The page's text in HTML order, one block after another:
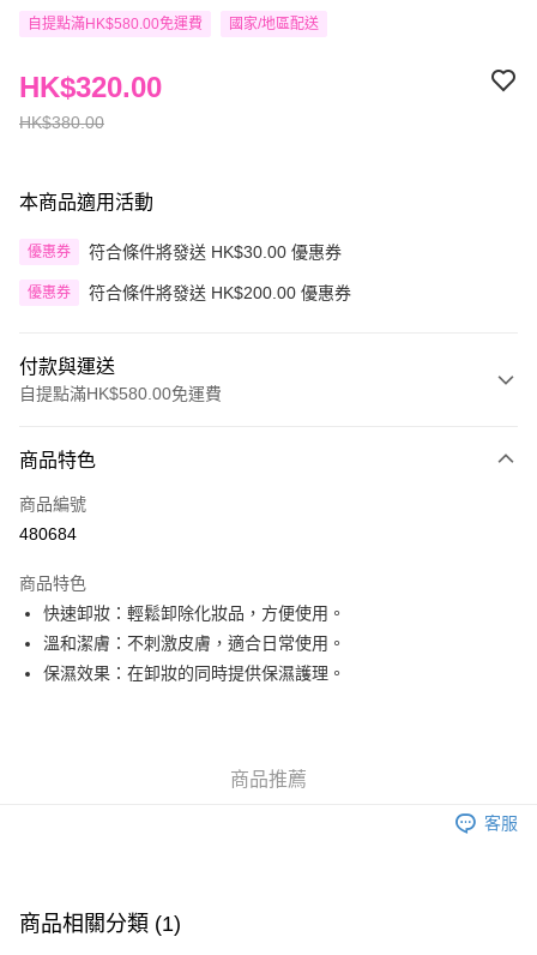
自提點滿HK$580.00免運費 國家/地區配送
HK$380.00
HK$320.00
本商品適用活動
優惠券 符合條件將發送 HK$30.00 優惠券
優惠券 符合條件將發送 HK$200.00 優惠券
付款與運送
自提點滿HK$580.00免運費
信用卡
Apple Pay
AlipayHK
PayMe
eshop@colourmix-cosmetics.com** **我們不會處理沒有提供存款單據的訂
商品特色
商品編號
480684
商品特色
快速卸妝：輕鬆卸除化妝品，方便使用。
溫和潔膚：不刺激皮膚，適合日常使用。
保濕效果：在卸妝的同時提供保濕護理。
商品推薦
客服
商品相關分類 (1)